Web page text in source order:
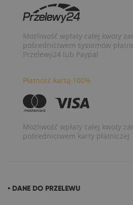
Możliwość wpłaty całej kwoty
pośrednictwem systemów
Przelewy24 lub Paypal
Płatność kartą 100%
Możliwość wpłaty całej kwoty
pośrednictwem karty płatniczej
• DANE DO PRZELEWU